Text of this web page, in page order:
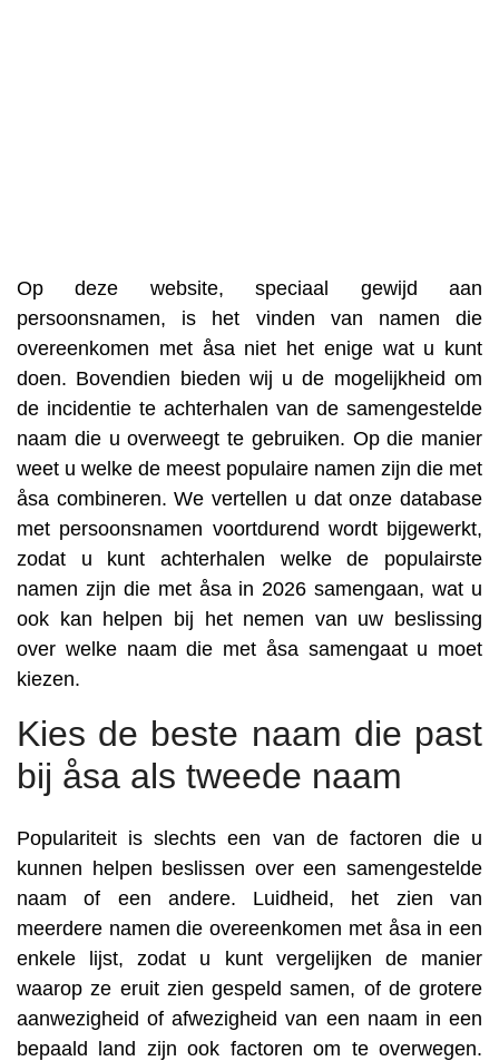
Op deze website, speciaal gewijd aan
persoonsnamen, is het vinden van namen die
overeenkomen met åsa niet het enige wat u kunt
doen. Bovendien bieden wij u de mogelijkheid om
de incidentie te achterhalen van de samengestelde
naam die u overweegt te gebruiken. Op die manier
weet u welke de meest populaire namen zijn die met
åsa combineren. We vertellen u dat onze database
met persoonsnamen voortdurend wordt bijgewerkt,
zodat u kunt achterhalen welke de populairste
namen zijn die met åsa in 2026 samengaan, wat u
ook kan helpen bij het nemen van uw beslissing
over welke naam die met åsa samengaat u moet
kiezen.
Kies de beste naam die past
bij åsa als tweede naam
Populariteit is slechts een van de factoren die u
kunnen helpen beslissen over een samengestelde
naam of een andere. Luidheid, het zien van
meerdere namen die overeenkomen met åsa in een
enkele lijst, zodat u kunt vergelijken de manier
waarop ze eruit zien gespeld samen, of de grotere
aanwezigheid of afwezigheid van een naam in een
bepaald land zijn ook factoren om te overwegen.